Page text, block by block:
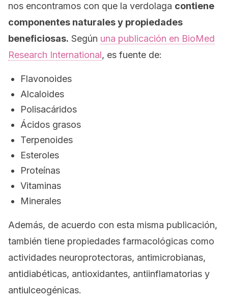
nos encontramos con que la verdolaga contiene
componentes naturales y propiedades
beneficiosas. Según una publicación en BioMed
Research International, es fuente de:
Flavonoides
Alcaloides
Polisacáridos
Ácidos grasos
Terpenoides
Esteroles
Proteínas
Vitaminas
Minerales
Además, de acuerdo con esta misma publicación,
también tiene propiedades farmacológicas como
actividades neuroprotectoras, antimicrobianas,
antidiabéticas, antioxidantes, antiinflamatorias y
antiulceogénicas.